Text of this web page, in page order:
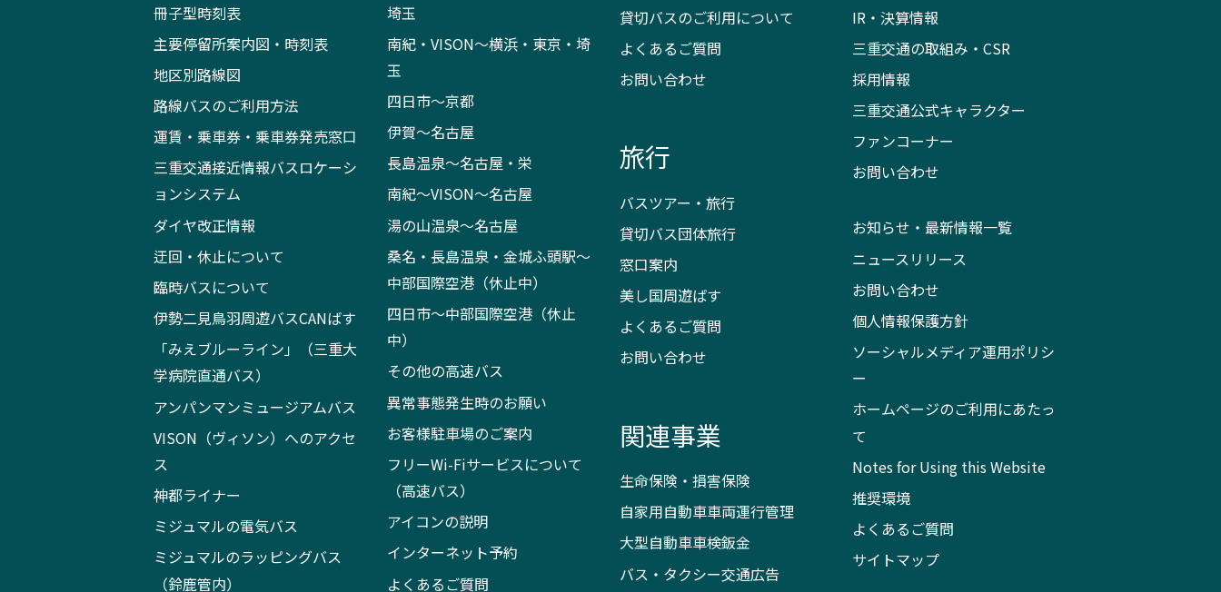
冊子型時刻表
主要停留所案内図・時刻表
地区別路線図
路線バスのご利用方法
運賃・乗車券・乗車券発売窓口
三重交通接近情報バスロケーシ
ョンシステム
ダイヤ改正情報
迂回・休止について
臨時バスについて
伊勢二見鳥羽周遊バスCANばす
「みえブルーライン」（三重大
学病院直通バス）
アンパンマンミュージアムバス
VISON（ヴィソン）へのアクセ
ス
神都ライナー
ミジュマルの電気バス
ミジュマルのラッピングバス
（鈴鹿管内）
埼玉
南紀・VISON～横浜・東京・埼
玉
四日市～京都
伊賀～名古屋
長島温泉～名古屋・栄
南紀～VISON～名古屋
湯の山温泉～名古屋
桑名・長島温泉・金城ふ頭駅～
中部国際空港（休止中）
四日市～中部国際空港（休止
中）
その他の高速バス
異常事態発生時のお願い
お客様駐車場のご案内
フリーWi-Fiサービスについて
（高速バス）
アイコンの説明
インターネット予約
よくあるご質問
貸切バスのご利用について
よくあるご質問
お問い合わせ
旅行
バスツアー・旅行
貸切バス団体旅行
窓口案内
美し国周遊ばす
よくあるご質問
お問い合わせ
関連事業
生命保険・損害保険
自家用自動車車両運行管理
大型自動車車検鈑金
バス・タクシー交通広告
IR・決算情報
三重交通の取組み・CSR
採用情報
三重交通公式キャラクター
ファンコーナー
お問い合わせ
お知らせ・最新情報一覧
ニュースリリース
お問い合わせ
個人情報保護方針
ソーシャルメディア運用ポリシ
ー
ホームページのご利用にあたっ
て
Notes for Using this Website
推奨環境
よくあるご質問
サイトマップ